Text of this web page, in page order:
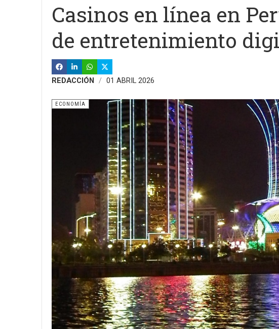
Casinos en línea en
de entretenimiento
REDACCIÓN 01 ABRIL 2026
ECONOMÍA